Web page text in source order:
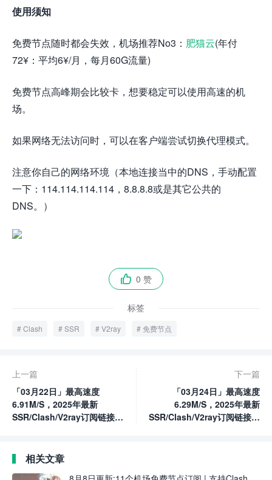
使用须知
免费节点随时都会失效，机场推荐No3： 肥猫云(年付
72¥：平均6¥/月，每月60G流量)
免费节点高峰期会比较卡，想要稳定可以使用高速的机
场。
如果网络无法访问时，可以在客户端尝试切换代理模式。
注意你自己的网络环境（本地连接当中的DNS，手动配置
一下：114.114.114.114，8.8.8.8或是其它公共的
DNS。）
 0 赞
标签
Clash SSR V2ray 免费节点
上一篇
「03月22日」最高速度
6.91M/S，2025年最新
SSR/Clash/V2ray订阅链接高
下一篇
「03月24日」最高速度
6.29M/S，2025年最新
SSR/Clash/V2ray订阅链接高
相关文章